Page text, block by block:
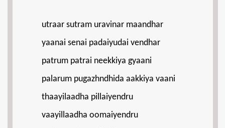
utraar sutram uravinar maandhar
yaanai senai padaiyudai vendhar
patrum patrai neekkiya gyaani
palarum pugazhndhida aakkiya vaani
thaayilaadha pillaiyendru
vaayillaadha oomaiyendru